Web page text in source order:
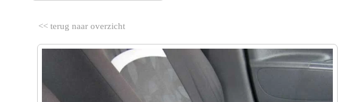
<< terug naar overzicht